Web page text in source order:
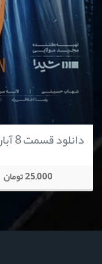
دانلود قسمت 8 آبان با کیفیت BLURAY
25,000 تومان